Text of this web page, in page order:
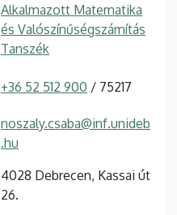
Alkalmazott Matematika
és Valószínűségszámítás
Tanszék
+36 52 512 900 / 75217
noszaly.csaba@inf.unideb
.hu
4028 Debrecen, Kassai út
26.